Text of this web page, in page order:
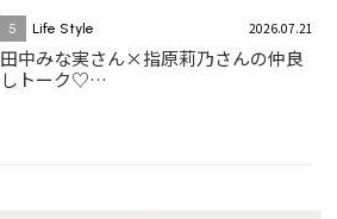
5 Life Style 2026.07.21
田中みな実さん×指原莉乃さんの仲良
しトーク♡…